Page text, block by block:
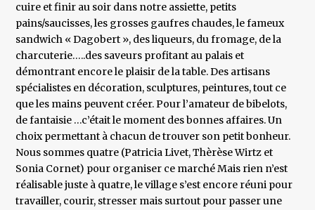
cuire et finir au soir dans notre assiette, petits
pains/saucisses, les grosses gaufres chaudes, le fameux
sandwich « Dagobert », des liqueurs, du fromage, de la
charcuterie…..des saveurs profitant au palais et
démontrant encore le plaisir de la table. Des artisans
spécialistes en décoration, sculptures, peintures, tout ce
que les mains peuvent créer. Pour l’amateur de bibelots,
de fantaisie …c’était le moment des bonnes affaires. Un
choix permettant à chacun de trouver son petit bonheur.
Nous sommes quatre (Patricia Livet, Thèrèse Wirtz et
Sonia Cornet) pour organiser ce marché Mais rien n’est
réalisable juste à quatre, le village s’est encore réuni pour
travailler, courir, stresser mais surtout pour passer une